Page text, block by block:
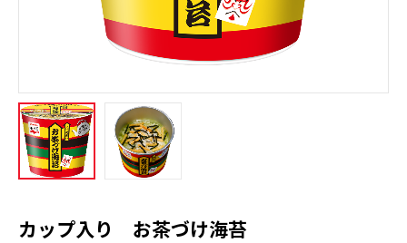
カップ入り お茶づけ海苔